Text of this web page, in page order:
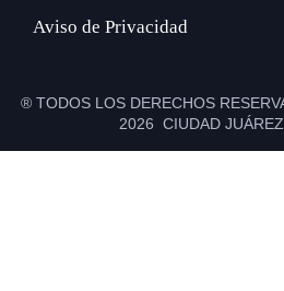
Aviso de Privacidad
® TODOS LOS DERECHOS
2026 CIUDAD